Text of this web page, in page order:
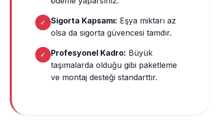
✓ Sigorta Kapsamı: Eşya miktarı az
olsa da sigorta güvencesi tamdır.
✓ Profesyonel Kadro: Büyük
taşımalarda olduğu gibi paketleme
ve montaj desteği standarttır.